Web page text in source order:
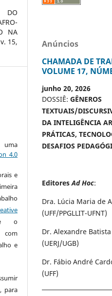
NA
15,
uma
4.0
e
o
com
e
para
Anúncios
CHAMADA DE
VOLUME 17,
junho 20, 2026
DOSSIÊ: GÊNEROS
TEXTUAIS/
DA INTELIGÊNCIA
PRÁTICAS,
DESAFIOS
EditoresAd Hoc:
Dra. Lúcia Maria de
(UFF/PPGLLIT-UFNT)
Dr. Alexandre
(UERJ/UGB)
Dr. Fábio André
(UFF)